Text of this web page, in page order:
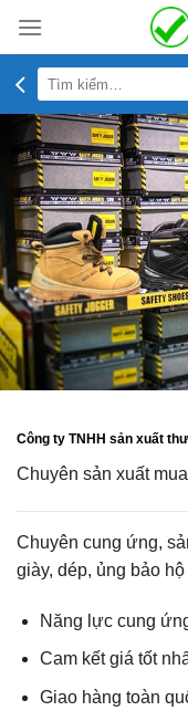
content
Tìm
kiếm:
Công ty TNHH sản xuất
Chuyên sản xuất
Chuyên cung ứng,
giày, dép, ủng bảo
Năng lực cung
Cam kết giá tốt
Giao hàng toàn